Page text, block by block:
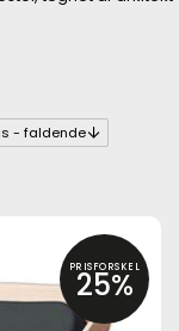
- faldende
PRISFORSKEL
25%